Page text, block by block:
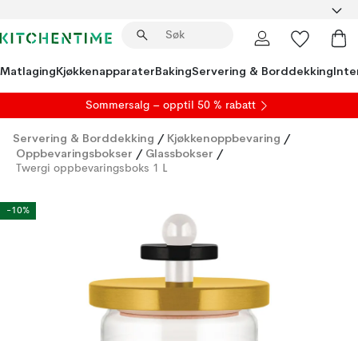
MatlagingKjøkkenapparaterBakingServering & Borddekking
Sommersalg – opptil 50 % rabatt
Servering & Borddekking / Kjøkkenoppbevaring /
Oppbevaringsbokser / Glassbokser /
Twergi oppbevaringsboks 1 L
-10%